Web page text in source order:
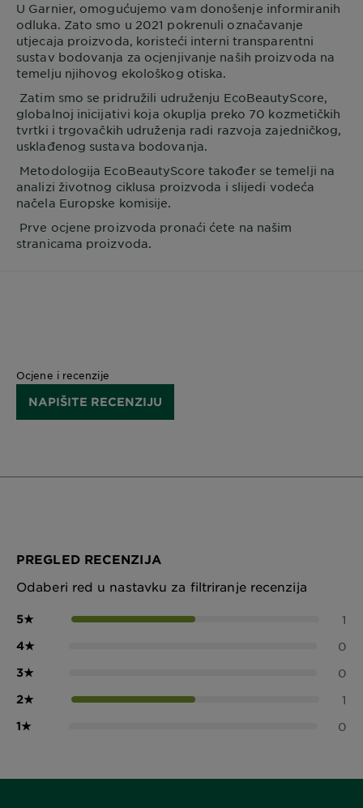
U Garnier, omogućujemo vam donošenje informiranih
odluka. Zato smo u 2021 pokrenuli označavanje
utjecaja proizvoda, koristeći interni transparentni
sustav bodovanja za ocjenjivanje naših proizvoda na
temelju njihovog ekološkog otiska.
Zatim smo se pridružili udruženju EcoBeautyScore,
globalnoj inicijativi koja okuplja preko 70 kozmetičkih
tvrtki i trgovačkih udruženja radi razvoja zajedničkog,
usklađenog sustava bodovanja.
Metodologija EcoBeautyScore također se temelji na
analizi životnog ciklusa proizvoda i slijedi vodeća
načela Europske komisije.
Prve ocjene proizvoda pronaći ćete na našim
stranicama proizvoda.
Ocjene i recenzije
NAPIŠITE RECENZIJU
PREGLED RECENZIJA
Odaberi red u nastavku za filtriranje recenzija
5★ 1
4★ 0
3★ 0
2★ 1
1★ 0